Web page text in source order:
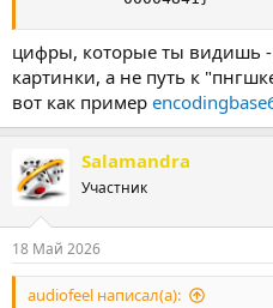
цифры, которые ты видишь
картинки, а не путь к
вот как пример
Salamandra
Участник
18 Май 2026
audiofeel написал(а):